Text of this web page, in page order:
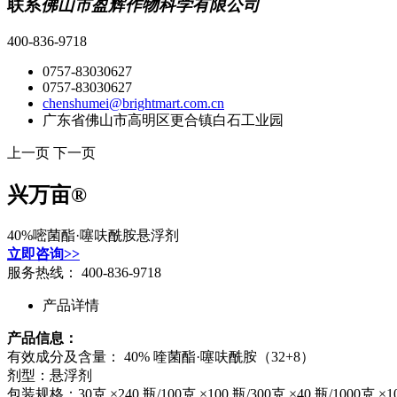
联系佛山市盈辉作物科学有限公司
400-836-9718
0757-83030627
0757-83030627
chenshumei@brightmart.com.cn
广东省佛山市高明区更合镇白石工业园
上一页 下一页
兴万亩®
40%嘧菌酯·噻呋酰胺悬浮剂
立即咨询>>
服务热线： 400-836-9718
产品详情
产品信息 ：
有效成分及含量： 40% 喹菌酯·噻呋酰胺（32+8）
剂型：悬浮剂
包装规格：30克 ×240 瓶/100克 ×100 瓶/300克 ×40 瓶/1000克